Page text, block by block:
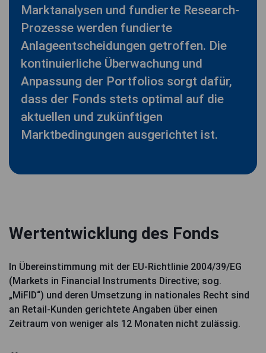
Marktanalysen und fundierte Research-
Prozesse werden fundierte
Anlageentscheidungen getroffen. Die
kontinuierliche Überwachung und
Anpassung der Portfolios sorgt dafür,
dass der Fonds stets optimal auf die
aktuellen und zukünftigen
Marktbedingungen ausgerichtet ist.
Wertentwicklung des Fonds
In Übereinstimmung mit der EU-Richtlinie 2004/39/EG
(Markets in Financial Instruments Directive; sog.
„MiFID“) und deren Umsetzung in nationales Recht sind
an Retail-Kunden gerichtete Angaben über einen
Zeitraum von weniger als 12 Monaten nicht zulässig.